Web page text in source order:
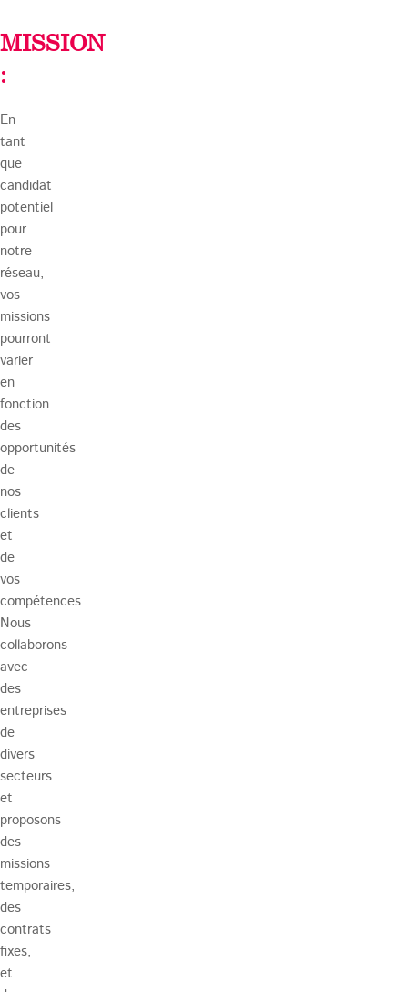
MISSION
:
En
tant
que
candidat
potentiel
pour
notre
réseau,
vos
missions
pourront
varier
en
fonction
des
opportunités
de
nos
clients
et
de
vos
compétences.
Nous
collaborons
avec
des
entreprises
de
divers
secteurs
et
proposons
des
missions
temporaires,
des
contrats
fixes,
et